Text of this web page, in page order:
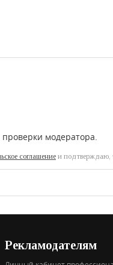
модератора.
соглашение и подтверждаю,
Рекламодателям